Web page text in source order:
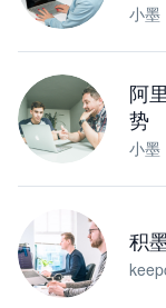
小墨
阿
势
小墨
积